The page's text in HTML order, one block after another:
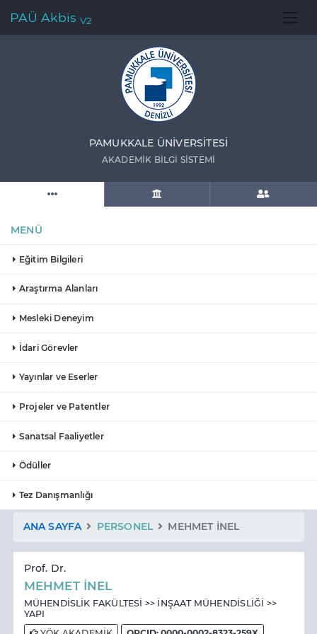
PAÜ Akbis V2
PAMUKKALE ÜNIVERSITESI
AKADEMIK BILGI SISTEMI
MENÜ
Eğitim Bilgileri
Araştırma Alanları
Mesleki Deneyim
İdari Görevler
Yayınlar ve Eserler
Projeler ve Patentler
Sanatsal Faaliyetler
Ödüller
Tez Danışmanlığı
ANA SAYFA PERSONEL MEHMET İNEL
Prof. Dr.
MEHMET İNEL
MÜHENDİSLİK FAKÜLTESİ >> İNŞAAT MÜHENDİSLİĞİ >>
YAPI